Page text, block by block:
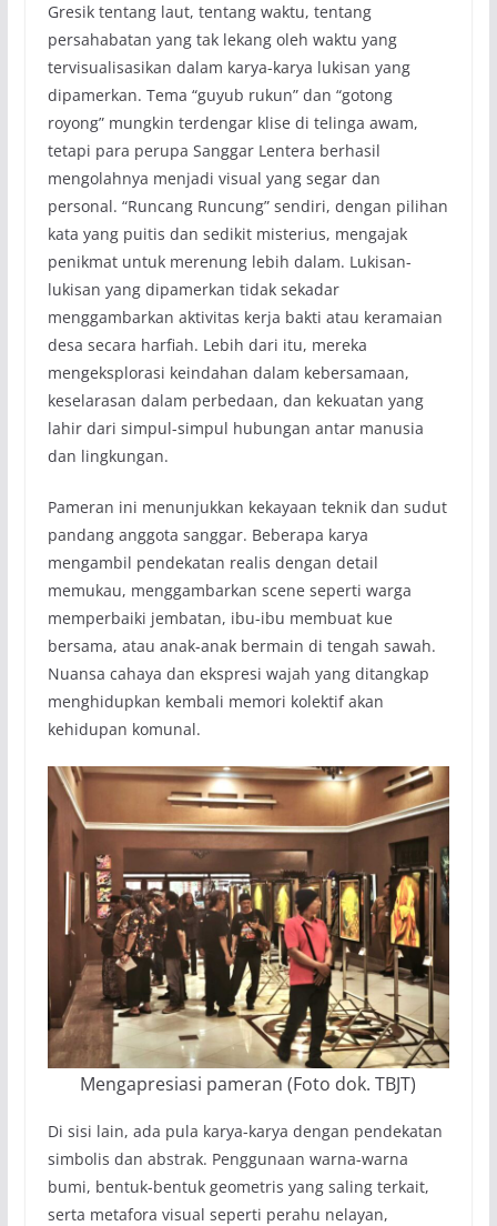
Gresik tentang laut, tentang waktu, tentang
persahabatan yang tak lekang oleh waktu yang
tervisualisasikan dalam karya-karya lukisan yang
dipamerkan. Tema “guyub rukun” dan “gotong
royong” mungkin terdengar klise di telinga awam,
tetapi para perupa Sanggar Lentera berhasil
mengolahnya menjadi visual yang segar dan
personal. “Runcang Runcung” sendiri, dengan pilihan
kata yang puitis dan sedikit misterius, mengajak
penikmat untuk merenung lebih dalam. Lukisan-
lukisan yang dipamerkan tidak sekadar
menggambarkan aktivitas kerja bakti atau keramaian
desa secara harfiah. Lebih dari itu, mereka
mengeksplorasi keindahan dalam kebersamaan,
keselarasan dalam perbedaan, dan kekuatan yang
lahir dari simpul-simpul hubungan antar manusia
dan lingkungan.
Pameran ini menunjukkan kekayaan teknik dan sudut
pandang anggota sanggar. Beberapa karya
mengambil pendekatan realis dengan detail
memukau, menggambarkan scene seperti warga
memperbaiki jembatan, ibu-ibu membuat kue
bersama, atau anak-anak bermain di tengah sawah.
Nuansa cahaya dan ekspresi wajah yang ditangkap
menghidupkan kembali memori kolektif akan
kehidupan komunal.
Mengapresiasi pameran (Foto dok. TBJT)
Di sisi lain, ada pula karya-karya dengan pendekatan
simbolis dan abstrak. Penggunaan warna-warna
bumi, bentuk-bentuk geometris yang saling terkait,
serta metafora visual seperti perahu nelayan,